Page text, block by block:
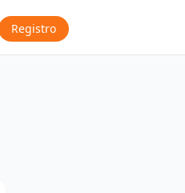
Registro